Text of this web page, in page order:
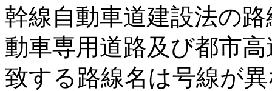
幹線自動車道建設法の
動車専用道路及び都市
致する路線名は号線が